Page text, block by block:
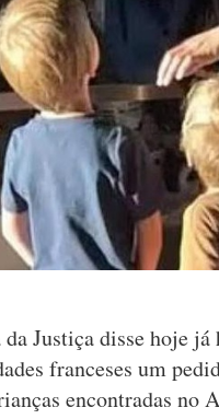
Justiça disse hoje já
franceses um
encontradas no